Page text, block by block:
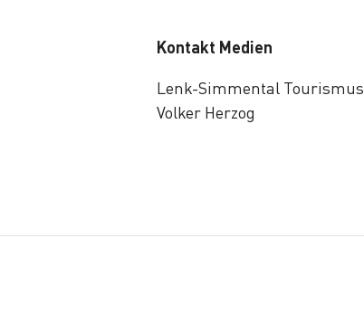
Kontakt Medien
Lenk-Simmental Tourismus
Volker Herzog